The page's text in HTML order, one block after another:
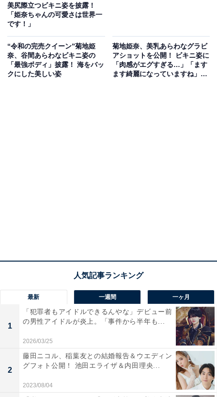
美尻際立つビキニ姿を披露！
「姫奈ちゃんの可愛さは世界一
です！」
“令和の完売クイーン”菊地姫
奈、谷間あらわなビキニ姿の
「最強ボディ」披露！ 海をバッ
クにした美しい姿
菊地姫奈、美乳あらわなグラビ
アショットを公開！ ビキニ姿に
「肉感がエグすぎる…」「ます
ます綺麗になっていますね」の
最新 一週間 一ヶ月
1
「犯罪者もアイドルできるんやな」デビュー前
の男性アイドルが炎上。「事件から半年も...
2026/03/25
2
藤田ニコル、稲葉友との結婚報告＆ウエディン
グフォト公開！ 池田エライザ＆内田理央...
2023/08/04